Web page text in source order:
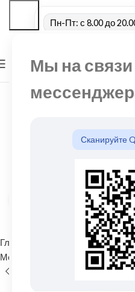
Мы на связи
Сканируйте
Пн-Пт: с 8.00 до
МЕНЮ
Нажмите, чтобы
Главная
Водосточные системы
Металлические водосточные